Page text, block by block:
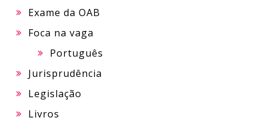
Exame da OAB
Foca na vaga
Português
Jurisprudência
Legislação
Livros